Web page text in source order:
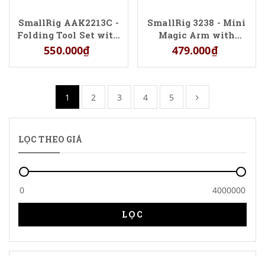
SmallRig AAK2213C -
Folding Tool Set with
Screwdrivers and
Wrenches
550.000₫
SmallRig 3238 - Mini
Magic Arm with
Universal Ball Head
479.000₫
1 2 3 4 5
LỌC THEO GIÁ
LỌC